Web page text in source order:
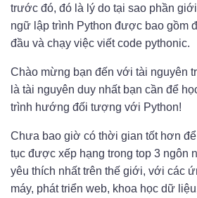
trước đó, đó là lý do tại sao phần
ngữ lập trình Python được bao gồm
đầu và chạy việc viết code pythonic.
Chào mừng bạn đến với tài nguyên
là tài nguyên duy nhất bạn cần để
trình hướng đối tượng với Python!
Chưa bao giờ có thời gian tốt hơn
tục được xếp hạng trong top 3 ngôn
yêu thích nhất trên thế giới, với các
máy, phát triển web, khoa học dữ